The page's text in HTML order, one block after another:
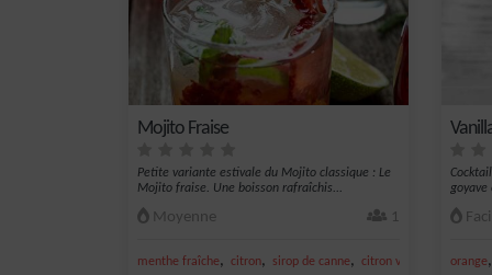
Mojito Fraise
Petite variante estivale du Mojito classique : Le
Mojito fraise. Une boisson rafraîchis...
Moyenne 1
menthe fraîche, citron, sirop de canne, citron vert frais ,rhum
orange,